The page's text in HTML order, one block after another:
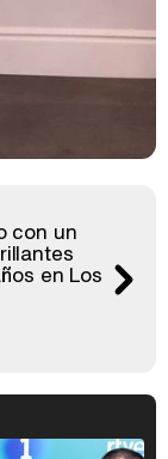
con un
en Los